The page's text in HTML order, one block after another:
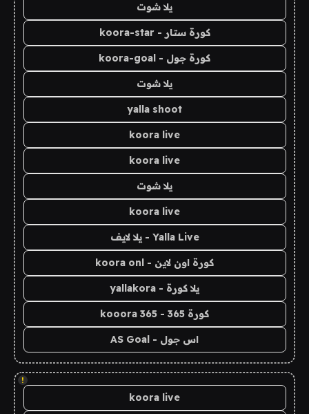
يلا شوت
كورة ستار - koora-star
كورة جول - koora-goal
يلا شوت
yalla shoot
koora live
koora live
يلا شوت
koora live
Yalla Live - يلا لايف
كورة اون لاين - koora onl
يلا كورة - yallakora
كورة 365 - kooora 365
اس جول - AS Goal
!
koora live